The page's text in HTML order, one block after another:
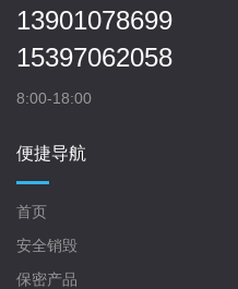
13901078699
15397062058
8:00-18:00
便捷导航
首页
安全销毁
保密产品